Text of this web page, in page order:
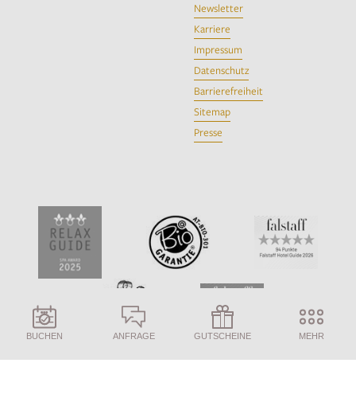
BUCHEN ANFRAGE GUTSCHEINE MEHR
Newsletter
Karriere
Impressum
Datenschutz
Barrierefreiheit
Sitemap
Presse